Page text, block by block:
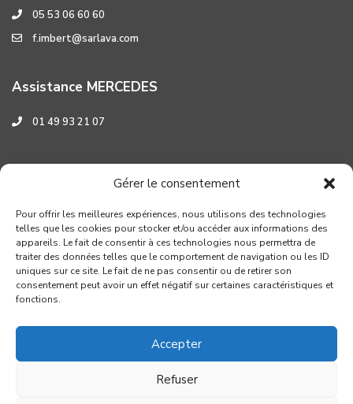
Gérer le consentement
Pour offrir les meilleures expériences, nous utilisons des technologies
telles que les cookies pour stocker et/ou accéder aux informations des
appareils. Le fait de consentir à ces technologies nous permettra de
traiter des données telles que le comportement de navigation ou les ID
uniques sur ce site. Le fait de ne pas consentir ou de retirer son
consentement peut avoir un effet négatif sur certaines caractéristiques et
fonctions.
Accepter
Refuser
05 53 06 60 60
f.imbert@sarlava.com
Assistance MERCEDES
01 49 93 21 07
Assistance HYUNDAI